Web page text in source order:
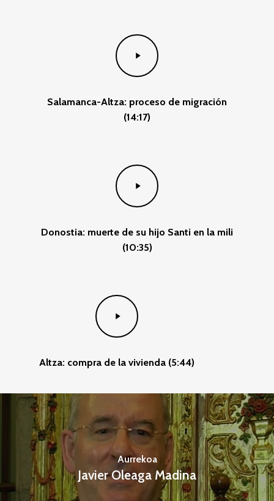
Play
Video
Salamanca-Altza: proceso de migración
(14:17)
Play
Video
Donostia: muerte de su hijo Santi en la mili
(10:35)
Play
Video
Altza: compra de la vivienda (5:44)
Aurrekoa
Javier Oleaga Madina